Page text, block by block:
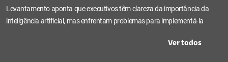
Levantamento aponta que executivos têm clareza da importância da
inteligência artificial, mas enfrentam problemas para implementá-la
Ver todos